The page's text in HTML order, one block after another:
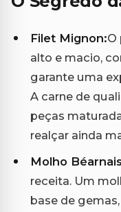
Filet Mignon:O
alto e macio,
garante uma
A carne de
peças
realçar ainda
Molho
receita. Um
base de